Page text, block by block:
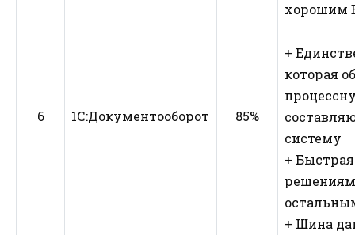
6 1С:Документооборот 85%
хорошим
+
которая
систему
+
+ Шина